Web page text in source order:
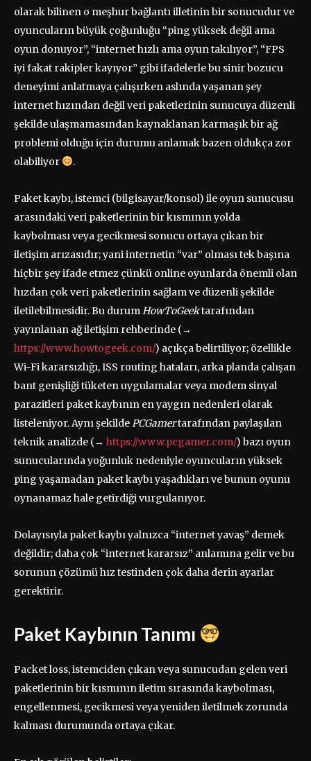
olarak bilinen o meşhur bağlantı illetinin bir sonucudur ve
oyuncuların büyük çoğunluğu “ping yüksek değil ama
oyun donuyor”, “internet hızlı ama oyun takılıyor”, “FPS
iyi fakat rakipler kayıyor” gibi ifadelerle bu sinir bozucu
deneyimi anlatmaya çalışırken aslında yaşanan şey
internet hızından değil veri paketlerinin sunucuya düzenli
şekilde ulaşmamasından kaynaklanan karmaşık bir ağ
problemi olduğu için durumu anlamak bazen oldukça zor
olabiliyor
.
Paket kaybı, istemci (bilgisayar/konsol) ile oyun sunucusu
arasındaki veri paketlerinin bir kısmının yolda
kaybolması veya gecikmesi sonucu ortaya çıkan bir
iletişim arızasıdır; yani internetin “var” olması tek başına
hiçbir şey ifade etmez çünkü online oyunlarda önemli olan
hızdan çok veri paketlerinin sağlam ve düzenli şekilde
iletilebilmesidir. Bu durumHowToGeektarafından
yayınlanan ağ iletişim rehberinde (→
https://www.howtogeek.com/) açıkça belirtiliyor; özellikle
Wi-Fi kararsızlığı, ISS routing hataları, arka planda çalışan
bant genişliği tüketen uygulamalar veya modem sinyal
parazitleri paket kaybının en yaygın nedenleri olarak
listeleniyor. Aynı şekildePCGamertarafından paylaşılan
teknik analizde (→ https://www.pcgamer.com/) bazı oyun
sunucularında yoğunluk nedeniyle oyuncuların yüksek
ping yaşamadan paket kaybı yaşadıkları ve bunun oyunu
oynanamaz hale getirdiği vurgulanıyor.
Dolayısıyla paket kaybı yalnızca “internet yavaş” demek
değildir; daha çok “internet kararsız” anlamına gelir ve bu
sorunun çözümü hız testinden çok daha derin ayarlar
gerektirir.
Paket Kaybının Tanımı
Packet loss, istemciden çıkan veya sunucudan gelen veri
paketlerinin bir kısmının iletim sırasında kaybolması,
engellenmesi, gecikmesi veya yeniden iletilmek zorunda
kalması durumunda ortaya çıkar.